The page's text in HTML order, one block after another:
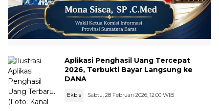
Aplikasi Penghasil Uang Tercepat
2026, Terbukti Bayar Langsung ke
DANA
Ekbis Sabtu, 28 Februari 2026, 12:00 WIB